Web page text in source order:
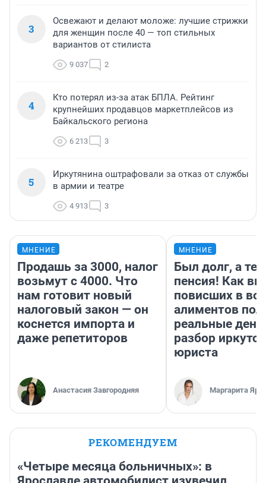
3
Освежают и делают моложе: лучшие стрижки
для женщин после 40 — топ стильных
вариантов от стилиста
9 037 2
4
Кто потерял из-за атак БПЛА. Рейтинг
крупнейших продавцов маркетплейсов из
Байкальского региона
6 213 3
5
Иркутянина оштрафовали за отказ от службы
в армии и театре
4 913 3
МНЕНИЕ
Продашь за 3000, налог
возьмут с 4000. Что
нам готовит новый
налоговый закон — он
коснется импорта и
даже репетиторов
Анастасия Завгородняя
МНЕНИЕ
Был долг, а
пенсия! Как
повисших в
алиментов
реальные
разбор
юриста
Маргарита
РЕКОМЕНДУЕМ
«Четыре месяца больничных»: в